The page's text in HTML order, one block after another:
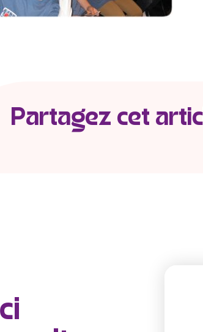
Partagez cet